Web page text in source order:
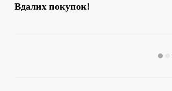
Вдалих покупок!